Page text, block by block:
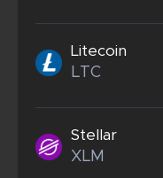
Litecoin
LTC
Stellar
XLM